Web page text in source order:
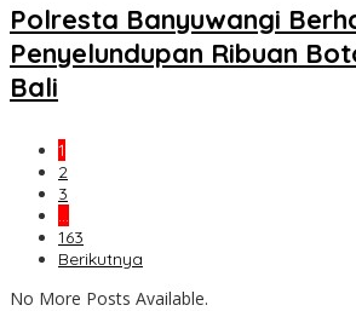
Polresta Banyuwangi
Penyelundupan Ribuan
Bali
1
2
3
…
163
Berikutnya
No More Posts Available.